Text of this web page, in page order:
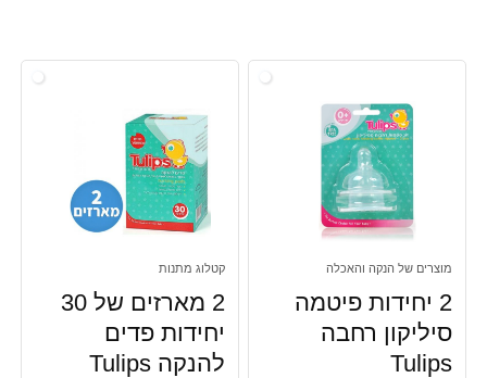
מוצרים של הנקה והאכלה
2 יחידות פיטמה
סיליקון רחבה
Tulips
קטלוג מתנות
2 מארזים של 30
יחידות פדים
להנקה Tulips